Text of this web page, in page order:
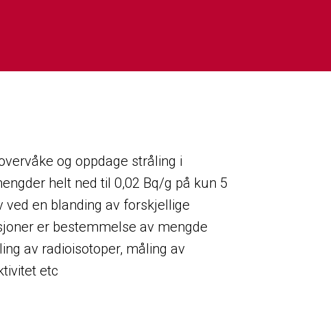
og oppdage stråling i
helt ned til 0,02 Bq/g på kun 5
ved en blanding av forskjellige
er bestemmelse av mengde
av radioisotoper, måling av
etc